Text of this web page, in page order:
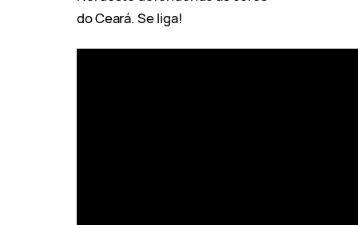
do Ceará. Se liga!